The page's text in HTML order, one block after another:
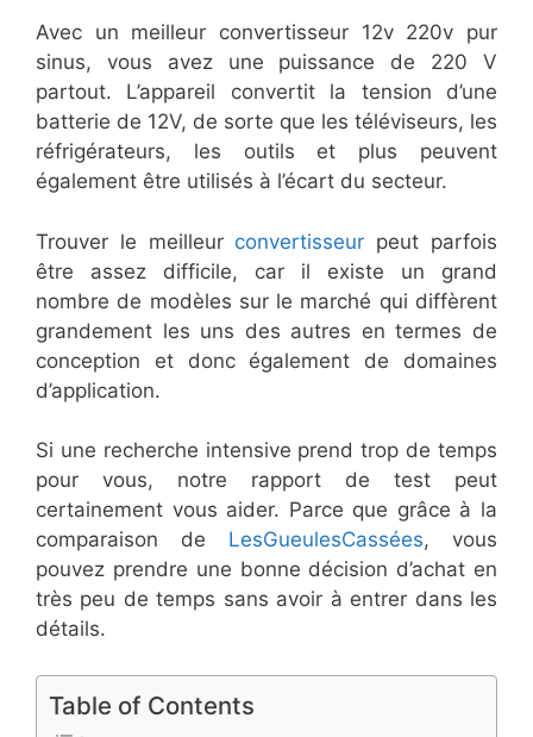
Avec un meilleur convertisseur 12v 220v pur
sinus, vous avez une puissance de 220 V
partout. L’appareil convertit la tension d’une
batterie de 12V, de sorte que les téléviseurs, les
réfrigérateurs, les outils et plus peuvent
également être utilisés à l’écart du secteur.
Trouver le meilleur convertisseur peut parfois
être assez difficile, car il existe un grand
nombre de modèles sur le marché qui diffèrent
grandement les uns des autres en termes de
conception et donc également de domaines
d’application.
Si une recherche intensive prend trop de temps
pour vous, notre rapport de test peut
certainement vous aider. Parce que grâce à la
comparaison de LesGueulesCassées, vous
pouvez prendre une bonne décision d’achat en
très peu de temps sans avoir à entrer dans les
détails.
Table of Contents